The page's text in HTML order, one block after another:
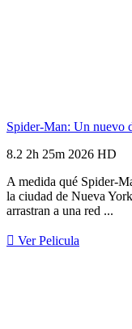
Spider-Man: Un nuevo
8.2 2h 25m 2026 HD
A medida qué Spider-
la ciudad de Nueva
arrastran a una red ...
Ver Pelicula